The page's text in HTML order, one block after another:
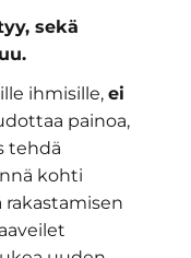
sekä
ihmisille, ei
painoa,
tehdä
kohti